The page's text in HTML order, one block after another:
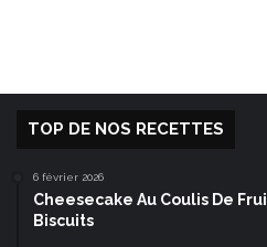
TOP DE NOS RECETTES
6 février 2026
Cheesecake Au Coulis De
Biscuits